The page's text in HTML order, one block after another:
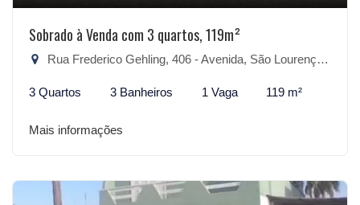
Sobrado à Venda com 3 quartos, 119m²
Rua Frederico Gehling, 406 - Avenida, São Lourenço do Sul-RS
3 Quartos 3 Banheiros 1 Vaga 119 m²
Mais informações